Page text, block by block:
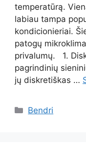
temperatūrą.
labiau tampa
kondicionieriai.
patogų
privalumų. 1.
pagrindinių
jų diskretiškas …
Kategorijos
Bendri